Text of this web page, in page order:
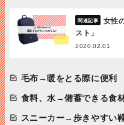
女性
スト」
2020.02.01
毛布→暖をとる際に便利
食料、水→備蓄できる食
スニーカー→歩きやすい